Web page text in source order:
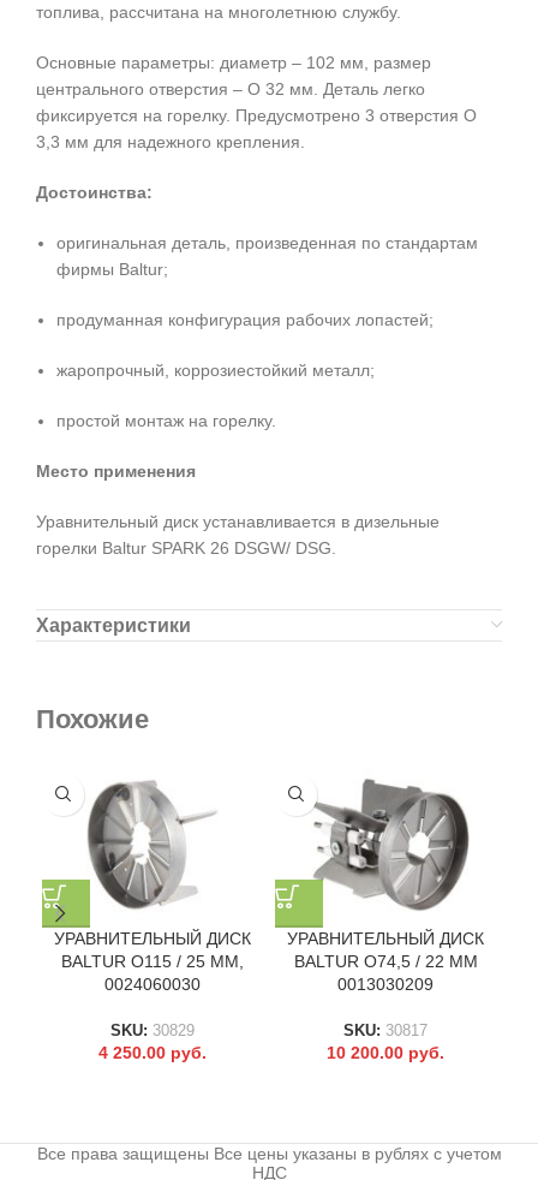
топлива, рассчитана на многолетнюю службу.
Основные параметры: диаметр – 102 мм, размер
центрального отверстия – O 32 мм. Деталь легко
фиксируется на горелку. Предусмотрено 3 отверстия O
3,3 мм для надежного крепления.
Достоинства:
оригинальная деталь, произведенная по стандартам
фирмы Baltur;
продуманная конфигурация рабочих лопастей;
жаропрочный, коррозиестойкий металл;
простой монтаж на горелку.
Место применения
Уравнительный диск устанавливается в дизельные
горелки Baltur SPARK 26 DSGW/ DSG.
Характеристики
Похожие
УРАВНИТЕЛЬНЫЙ ДИСК
BALTUR O115 / 25 ММ,
0024060030
SKU: 30829
4 250.00 руб.
УРАВНИТЕЛЬНЫЙ ДИСК
BALTUR O74,5 / 22 ММ
0013030209
SKU: 30817
10 200.00 руб.
Все права защищены Все цены указаны в рублях с учетом
НДС